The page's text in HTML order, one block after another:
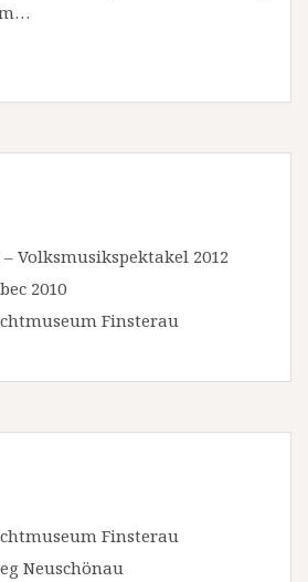
– Volksmusikspektakel 2012
2010
Finsterau
Finsterau
Neuschönau